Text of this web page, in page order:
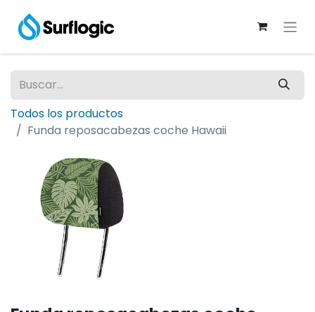
Todos los productos
Funda reposacabezas coche Hawaii